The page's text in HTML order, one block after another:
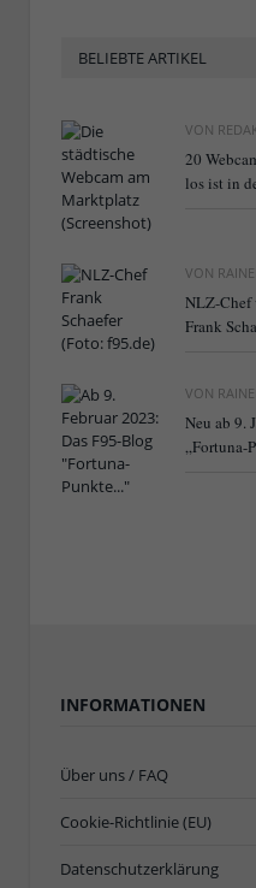
BELIEBTE ARTIKEL
VON
20
los ist in
VON
NLZ-Chef
Frank
VON
Neu ab 9.
„Fortuna-
INFORMATIONEN
Über uns / FAQ
Cookie-Richtlinie (EU)
Datenschutzerklärung